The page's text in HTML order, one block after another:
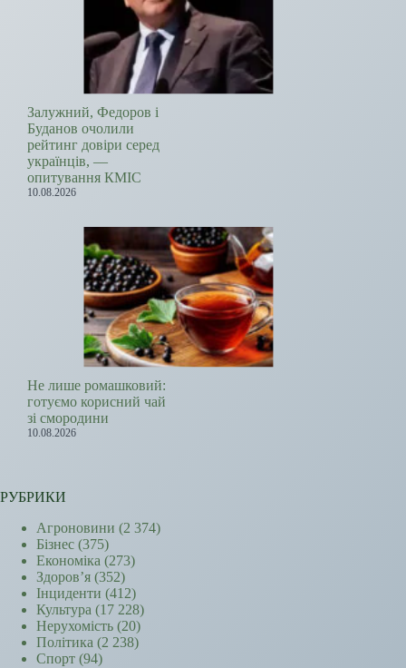
Залужний, Федоров і
Буданов очолили
рейтинг довіри серед
українців, —
опитування КМІС
10.08.2026
Не лише ромашковий:
готуємо корисний чай
зі смородини
10.08.2026
РУБРИКИ
Агроновини (2 374)
Бізнес (375)
Економіка (273)
Здоров’я (352)
Інциденти (412)
Культура (17 228)
Нерухомість (20)
Політика (2 238)
Спорт (94)